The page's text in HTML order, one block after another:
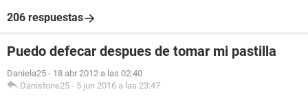
206 respuestas
Puedo defecar despues de tomar mi pastilla
Daniela25 - 18 abr 2012 a las 02:40
Danistone25 - 5 jun 2016 a las 23:47